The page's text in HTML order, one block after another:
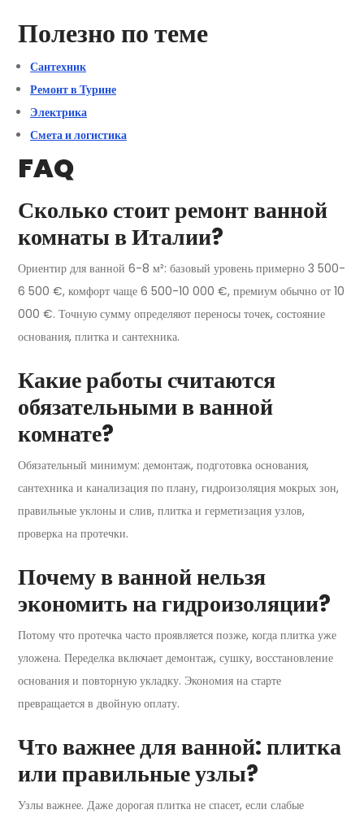
Полезно по теме
Сантехник
Ремонт в Турине
Электрика
Смета и логистика
FAQ
Сколько стоит ремонт ванной
комнаты в Италии?
Ориентир для ванной 6-8 м²: базовый уровень примерно 3 500-
6 500 €, комфорт чаще 6 500-10 000 €, премиум обычно от 10
000 €. Точную сумму определяют переносы точек, состояние
основания, плитка и сантехника.
Какие работы считаются
обязательными в ванной
комнате?
Обязательный минимум: демонтаж, подготовка основания,
сантехника и канализация по плану, гидроизоляция мокрых зон,
правильные уклоны и слив, плитка и герметизация узлов,
проверка на протечки.
Почему в ванной нельзя
экономить на гидроизоляции?
Потому что протечка часто проявляется позже, когда плитка уже
уложена. Переделка включает демонтаж, сушку, восстановление
основания и повторную укладку. Экономия на старте
превращается в двойную оплату.
Что важнее для ванной: плитка
или правильные узлы?
Узлы важнее. Даже дорогая плитка не спасет, если слабые